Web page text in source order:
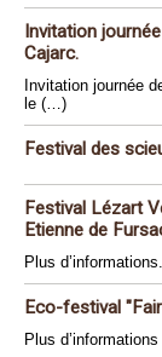
Invitation
Cajarc.
Invitation journée
le (…)
Festival des
Festival Lézart
Etienne de
Plus d’informations.
Eco-festival
Plus